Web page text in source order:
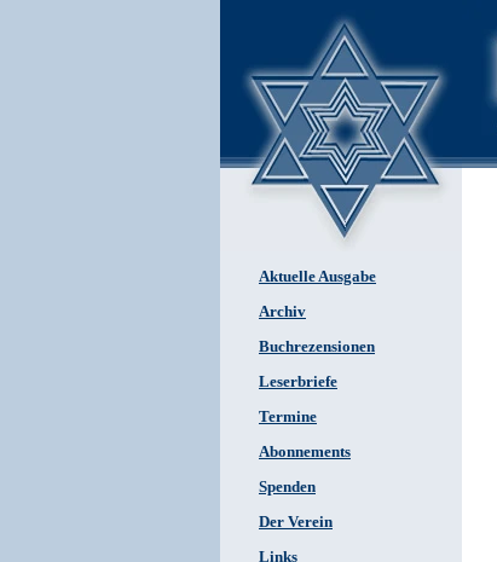
Aktuelle Ausgabe
Archiv
Buchrezensionen
Leserbriefe
Termine
Abonnements
Spenden
Der Verein
Links